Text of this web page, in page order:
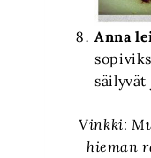
Anna
säilyvät
Vinkki:
hieman